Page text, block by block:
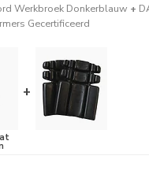
Werkbroek Donkerblauw +
Gecertificeerd
+